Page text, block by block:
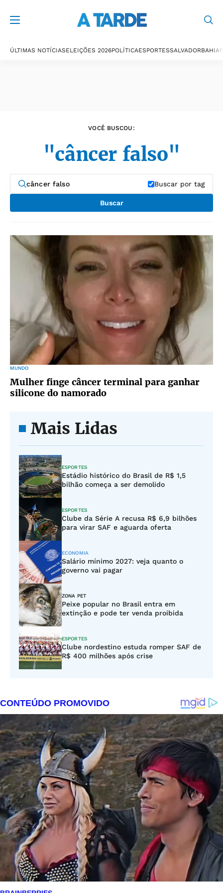
ÚLTIMAS NOTÍCIASELEIÇÕES 2026POLÍTICAESPORTESSALVADORBAHIA
VOCÊ BUSCOU:
"câncer falso"
Buscar por tag
Buscar
MUNDO
Mulher finge câncer terminal para ganhar
silicone do namorado
Mais Lidas
ESPORTES
Estádio histórico do Brasil de R$ 1,5
bilhão começa a ser demolido
ESPORTES
Clube da Série A recusa R$ 6,9 bilhões
para virar SAF e aguarda oferta
ECONOMIA
Salário mínimo 2027: veja quanto o
governo vai pagar
ZONA PET
Peixe popular no Brasil entra em
extinção e pode ter venda proibida
ESPORTES
Clube nordestino estuda romper SAF de
R$ 400 milhões após crise